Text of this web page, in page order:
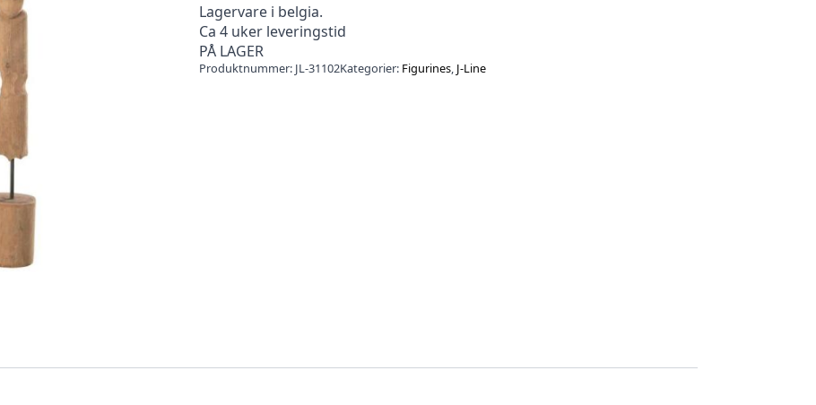
Lagervare i belgia.
Ca 4 uker leveringstid
PÅ LAGER
Produktnummer: JL-31102Kategorier: Figurines, J-Line